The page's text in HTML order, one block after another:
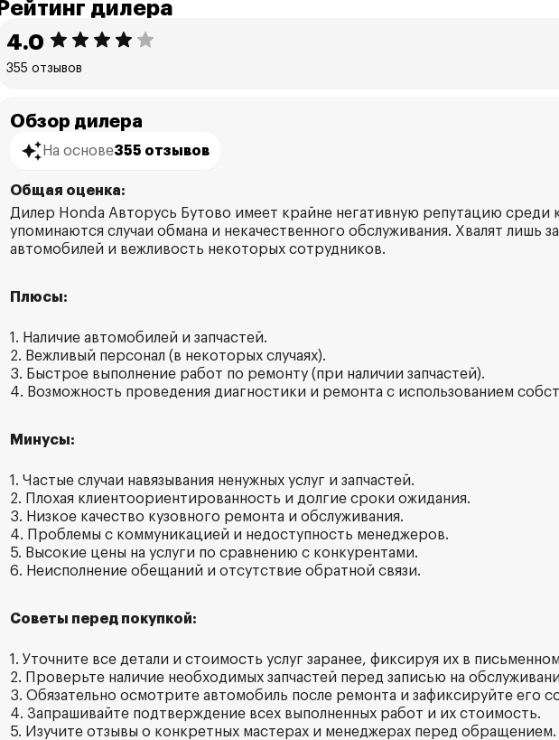
Рейтинг дилера
4.0
355 отзывов
Обзор дилера
На основе355 отзывов
Общая оценка:
Дилер Honda Авторусь Бутово имеет крайне негативную репутацию среди
упоминаются случаи обмана и некачественного обслуживания. Хвалят лишь
автомобилей и вежливость некоторых сотрудников.
Плюсы:
1. Наличие автомобилей и запчастей.
2. Вежливый персонал (в некоторых случаях).
3. Быстрое выполнение работ по ремонту (при наличии запчастей).
4. Возможность проведения диагностики и ремонта с использованием
Минусы:
1. Частые случаи навязывания ненужных услуг и запчастей.
2. Плохая клиентоориентированность и долгие сроки ожидания.
3. Низкое качество кузовного ремонта и обслуживания.
4. Проблемы с коммуникацией и недоступность менеджеров.
5. Высокие цены на услуги по сравнению с конкурентами.
6. Неисполнение обещаний и отсутствие обратной связи.
Советы перед покупкой:
1. Уточните все детали и стоимость услуг заранее, фиксируя их в
2. Проверьте наличие необходимых запчастей перед записью на
3. Обязательно осмотрите автомобиль после ремонта и зафиксируйте его
4. Запрашивайте подтверждение всех выполненных работ и их стоимость.
5. Изучите отзывы о конкретных мастерах и менеджерах перед обращением.